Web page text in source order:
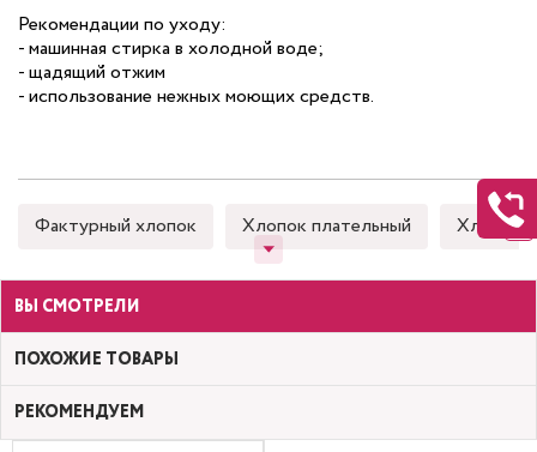
Рекомендации по уходу:
- машинная стирка в холодной воде;
- щадящий отжим
- использование нежных моющих средств.
Фактурный хлопок Хлопок плательный Хлопок
ВЫ СМОТРЕЛИ
ПОХОЖИЕ ТОВАРЫ
РЕКОМЕНДУЕМ